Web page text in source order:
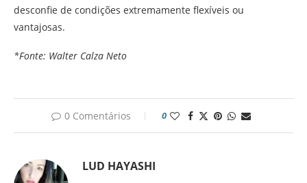
desconfie de condições extremamente flexíveis ou
vantajosas.
*Fonte: Walter Calza Neto
0 Comentários 0
LUD HAYASHI